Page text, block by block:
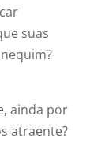
suas
ainda por
atraente?